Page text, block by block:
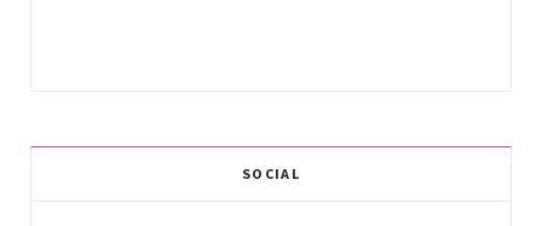
SOCIAL